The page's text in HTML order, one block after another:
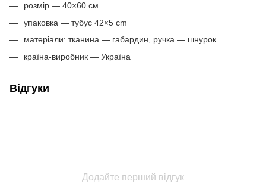
розмір — 40×60 см
упаковка — тубус 42×5 cm
матеріали: тканина — габардин, ручка — шнурок
країна-виробник — Україна
Відгуки
Додайте перший відгук